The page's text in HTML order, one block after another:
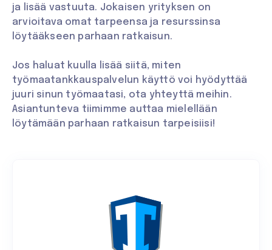
ja lisää vastuuta. Jokaisen yrityksen on
arvioitava omat tarpeensa ja resurssinsa
löytääkseen parhaan ratkaisun.
Jos haluat kuulla lisää siitä, miten
työmaatankkauspalvelun käyttö voi hyödyttää
juuri sinun työmaatasi, ota yhteyttä meihin.
Asiantunteva tiimimme auttaa mielellään
löytämään parhaan ratkaisun tarpeisiisi!